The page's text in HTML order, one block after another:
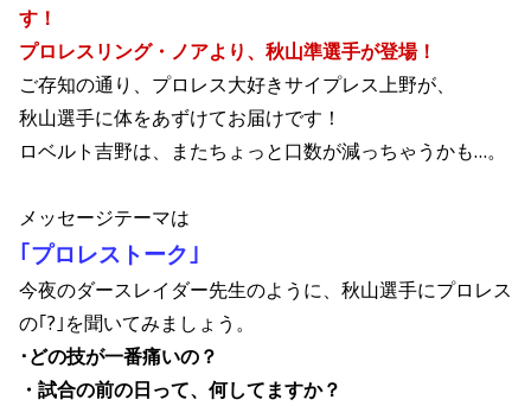
す！
プロレスリング・ノアより、秋山準選手が登場！
ご存知の通り、プロレス大好きサイプレス上野が、
秋山選手に体をあずけてお届けです！
ロベルト吉野は、またちょっと口数が減っちゃうかも…。
メッセージテーマは
｢プロレストーク｣
今夜のダースレイダー先生のように、秋山選手にプロレス
の｢?｣を聞いてみましょう。
･どの技が一番痛いの？
・試合の前の日って、何してますか？